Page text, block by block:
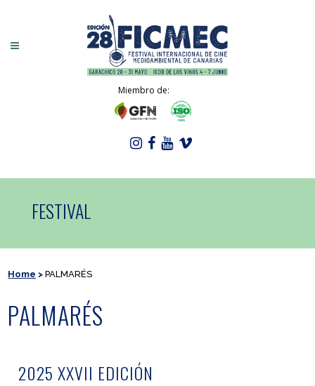
Miembro de:
FESTIVAL
Home >PALMARÉS
PALMARÉS
2025 XXVII EDICIÓN